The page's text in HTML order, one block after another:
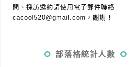
問、採訪邀約請使用電子郵件聯絡
cacool520@gmail.com，謝謝！
部落格統計人數